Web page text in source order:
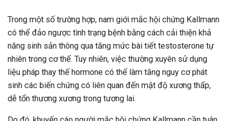
Trong một số trường hợp, nam giới mắc hội chứng Kallmann
có thể đảo ngược tình trạng bệnh bằng cách cải thiện khả
năng sinh sản thông qua tăng mức bài tiết testosterone tự
nhiên trong cơ thể. Tuy nhiên, việc thường xuyên sử dụng
liệu pháp thay thế hormone có thể làm tăng nguy cơ phát
sinh các biến chứng có liên quan đến mật độ xương thấp,
dễ tổn thương xương trong tương lai.